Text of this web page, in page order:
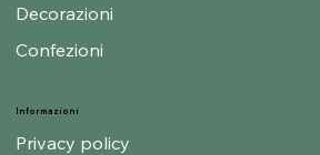
Informazioni
Privacy policy
Decorazioni
Confezioni